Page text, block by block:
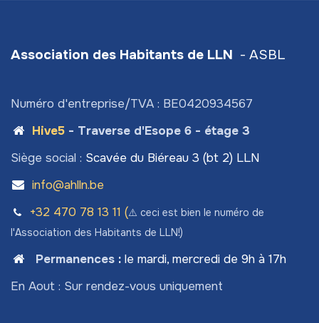
Association des Habitants de LLN - ASBL
Numéro d'entreprise/TVA : BE0420934567
Hive5- Traverse d'Esope 6 - étage 3
Siège social : Scavée du Biéreau 3 (bt 2) LLN
info@ahlln.be
+32 470 78​ 13 11 (⚠️ ceci est bien le numéro de
l'Association des Habitants de LLN!)
Permanences: le mardi, mercredi de 9h à 17h
En Aout : Sur rendez-vous uniquement